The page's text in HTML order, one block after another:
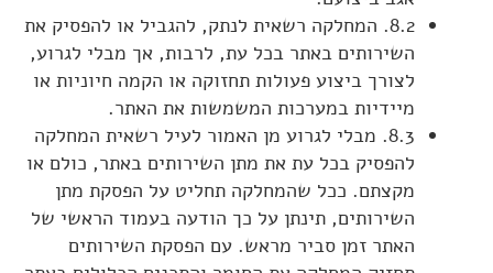
8.2. המחלקה רשאית לנתק, להגביל או להפסיק את
השירותים באתר בכל עת, לרבות, אך מבלי לגרוע,
לצורך ביצוע פעולות תחזוקה או הקמה חיוניות או
מיידיות במערכות המשמשות את האתר.
8.3. מבלי לגרוע מן האמור לעיל רשאית המחלקה
להפסיק בכל עת את מתן השירותים באתר, כולם או
מקצתם. ככל שהמחלקה תחליט על הפסקת מתן
השירותים, תינתן על כך הודעה בעמוד הראשי של
האתר זמן סביר מראש. עם הפסקת השירותים